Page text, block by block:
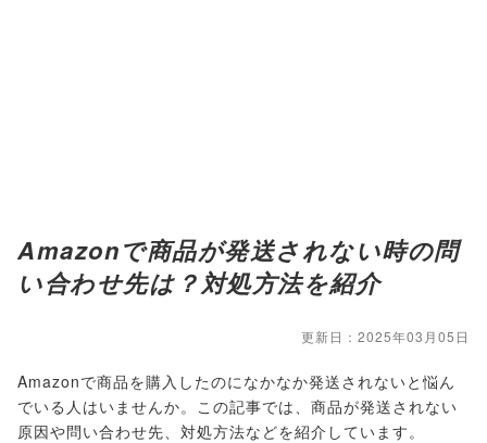
Amazonで商品が発送されない時の問
い合わせ先は？対処方法を紹介
更新日：2025年03月05日
Amazonで商品を購入したのになかなか発送されないと悩ん
でいる人はいませんか。この記事では、商品が発送されない
原因や問い合わせ先、対処方法などを紹介しています。